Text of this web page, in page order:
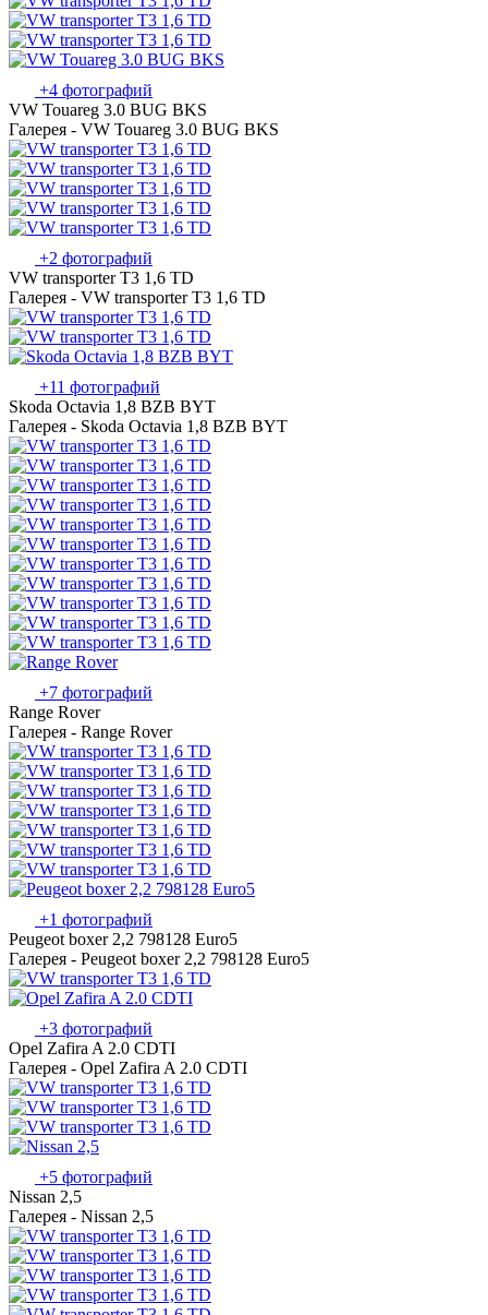
+4 фотографий
VW Touareg 3.0 BUG BKS
Галерея - VW Touareg 3.0 BUG BKS
+2 фотографий
VW transporter T3 1,6 TD
Галерея - VW transporter T3 1,6 TD
+11 фотографий
Skoda Octavia 1,8 BZB BYT
Галерея - Skoda Octavia 1,8 BZB BYT
+7 фотографий
Range Rover
Галерея - Range Rover
+1 фотографий
Peugeot boxer 2,2 798128 Euro5
Галерея - Peugeot boxer 2,2 798128 Euro5
+3 фотографий
Opel Zafira A 2.0 CDTI
Галерея - Opel Zafira A 2.0 CDTI
+5 фотографий
Nissan 2,5
Галерея - Nissan 2,5